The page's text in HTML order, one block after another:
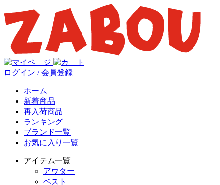
ログイン / 会員登録
ホーム
新着商品
再入荷商品
ランキング
ブランド一覧
お気に入り一覧
アイテム一覧
アウター
ベスト